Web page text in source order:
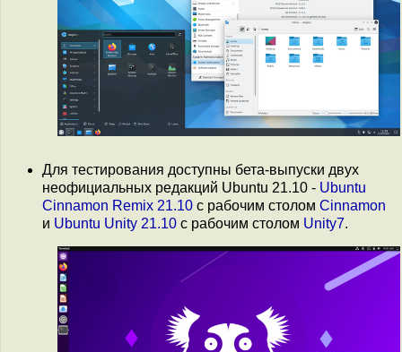
Для тестирования доступны бета-выпуски двух
неофициальных редакций Ubuntu 21.10 - Ubuntu
Cinnamon Remix 21.10 с рабочим столом Cinnamon
и Ubuntu Unity 21.10 с рабочим столом Unity7.